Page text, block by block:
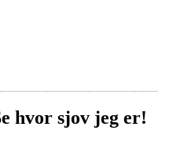
hvor sjov jeg er!